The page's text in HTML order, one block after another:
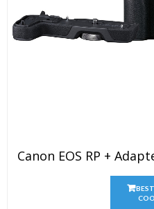
Canon EOS RP +